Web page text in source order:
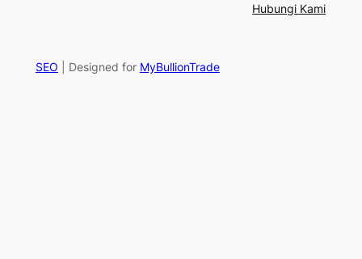
Hubungi Kami
SEO | Designed for MyBullionTrade